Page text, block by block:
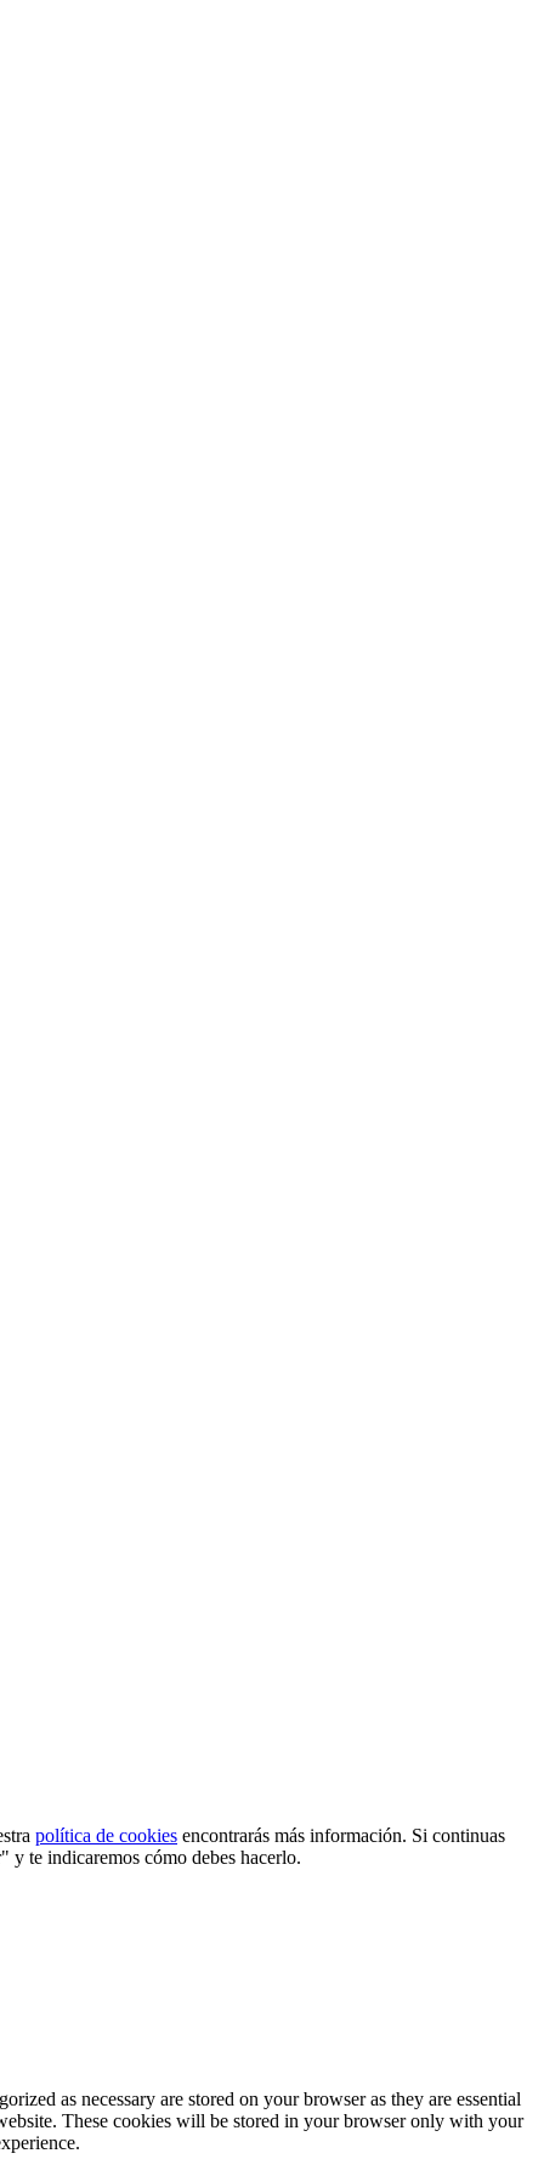
política de cookies encontrarás más información. Si continuas
y te indicaremos cómo debes hacerlo.
as necessary are stored on your browser as they are essential
These cookies will be stored in your browser only with your